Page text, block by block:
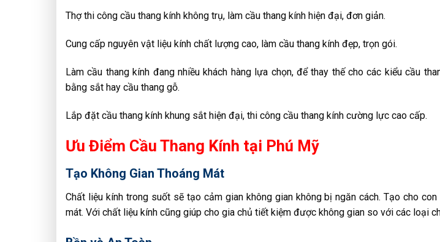
Thợ thi công cầu thang kính không trụ, làm cầu thang kính hiện đại, đơn giản.
Cung cấp nguyên vật liệu kính chất lượng cao, làm cầu thang kính đẹp, trọn gói.
Làm cầu thang kính đang nhiều khách hàng lựa chọn, để thay thế cho các kiểu cầu
bằng sắt hay cầu thang gỗ.
Lắp đặt cầu thang kính khung sắt hiện đại, thi công cầu thang kính cường lực cao cấp.
Ưu Điểm Cầu Thang Kính tại Phú Mỹ
Tạo Không Gian Thoáng Mát
Chất liệu kính trong suốt sẽ tạo cảm gian không gian không bị ngăn cách. Tạo cho
mát. Với chất liệu kính cũng giúp cho gia chủ tiết kiệm được không gian so với các loại